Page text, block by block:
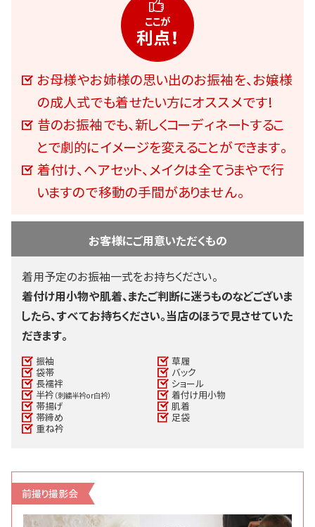
ここが
利点！
お母様やお姉様の思い出のお振袖を、お嬢様
の成人式でも着せたい方にオススメです!
昔のお振袖でも、新しくコーディネートするこ
とで劇的にイメージを変えることができます。
着付け、ヘアセット、メイクは全てうまやで行
いますので移動の手間がありません。
お客様にご用意いただくもの
着用予定のお振袖一式をお持ちください。
着付け用小物や肌着、またご判断に迷うものなどございま
したら、すべてお持ちください。当店のほうで見させていた
だきます。
振袖
袋帯
長襦袢
半衿 （刺繍半衿or白衿）
帯揚げ
帯締め
重ね衿
草履
バック
ショール
着付け用小物
肌着
足袋
前撮り撮影会